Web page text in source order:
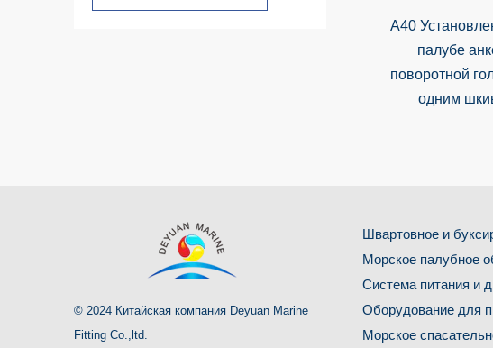
A40
палубе
поворотной
одним
© 2024 Китайская компания Deyuan Marine
Fitting Co.,ltd.
Швартовное и
Морское палубное
Система питания и
Оборудование для
Морское